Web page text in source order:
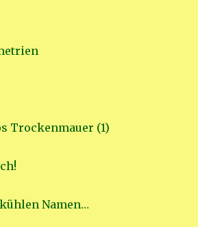
Trockenmauer (1)
Namen…